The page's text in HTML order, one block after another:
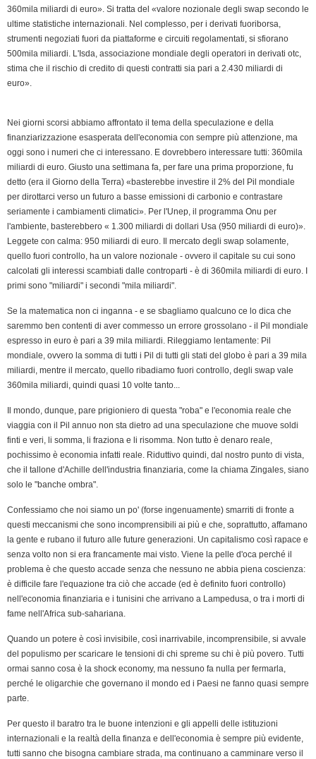
360mila miliardi di euro». Si tratta del «valore nozionale degli swap secondo le
ultime statistiche internazionali. Nel complesso, per i derivati fuoriborsa,
strumenti negoziati fuori da piattaforme e circuiti regolamentati, si sfiorano
500mila miliardi. L'Isda, associazione mondiale degli operatori in derivati otc,
stima che il rischio di credito di questi contratti sia pari a 2.430 miliardi di
euro».
Nei giorni scorsi abbiamo affrontato il tema della speculazione e della
finanziarizzazione esasperata dell'economia con sempre più attenzione, ma
oggi sono i numeri che ci interessano. E dovrebbero interessare tutti: 360mila
miliardi di euro. Giusto una settimana fa, per fare una prima proporzione, fu
detto (era il Giorno della Terra) «basterebbe investire il 2% del Pil mondiale
per dirottarci verso un futuro a basse emissioni di carbonio e contrastare
seriamente i cambiamenti climatici». Per l'Unep, il programma Onu per
l'ambiente, basterebbero « 1.300 miliardi di dollari Usa (950 miliardi di euro)».
Leggete con calma: 950 miliardi di euro. Il mercato degli swap solamente,
quello fuori controllo, ha un valore nozionale - ovvero il capitale su cui sono
calcolati gli interessi scambiati dalle controparti - è di 360mila miliardi di euro. I
primi sono "miliardi" i secondi "mila miliardi".
Se la matematica non ci inganna - e se sbagliamo qualcuno ce lo dica che
saremmo ben contenti di aver commesso un errore grossolano - il Pil mondiale
espresso in euro è pari a 39 mila miliardi. Rileggiamo lentamente: Pil
mondiale, ovvero la somma di tutti i Pil di tutti gli stati del globo è pari a 39 mila
miliardi, mentre il mercato, quello ribadiamo fuori controllo, degli swap vale
360mila miliardi, quindi quasi 10 volte tanto...
Il mondo, dunque, pare prigioniero di questa "roba" e l'economia reale che
viaggia con il Pil annuo non sta dietro ad una speculazione che muove soldi
finti e veri, li somma, li fraziona e li risomma. Non tutto è denaro reale,
pochissimo è economia infatti reale. Riduttivo quindi, dal nostro punto di vista,
che il tallone d'Achille dell'industria finanziaria, come la chiama Zingales, siano
solo le "banche ombra".
Confessiamo che noi siamo un po' (forse ingenuamente) smarriti di fronte a
questi meccanismi che sono incomprensibili ai più e che, soprattutto, affamano
la gente e rubano il futuro alle future generazioni. Un capitalismo così rapace e
senza volto non si era francamente mai visto. Viene la pelle d'oca perché il
problema è che questo accade senza che nessuno ne abbia piena coscienza:
è difficile fare l'equazione tra ciò che accade (ed è definito fuori controllo)
nell'economia finanziaria e i tunisini che arrivano a Lampedusa, o tra i morti di
fame nell'Africa sub-sahariana.
Quando un potere è così invisibile, così inarrivabile, incomprensibile, si avvale
del populismo per scaricare le tensioni di chi spreme su chi è più povero. Tutti
ormai sanno cosa è la shock economy, ma nessuno fa nulla per fermarla,
perché le oligarchie che governano il mondo ed i Paesi ne fanno quasi sempre
parte.
Per questo il baratro tra le buone intenzioni e gli appelli delle istituzioni
internazionali e la realtà della finanza e dell'economia è sempre più evidente,
tutti sanno che bisogna cambiare strada, ma continuano a camminare verso il